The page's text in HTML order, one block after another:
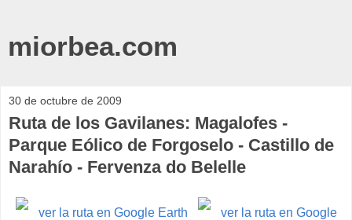
miorbea.com
30 de octubre de 2009
Ruta de los Gavilanes: Magalofes -
Parque Eólico de Forgoselo - Castillo de
Narahío - Fervenza do Belelle
ver la ruta en Google Earth
ver la ruta en Google